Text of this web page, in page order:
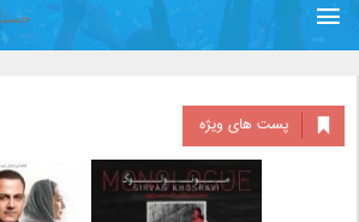
پست های ویژه